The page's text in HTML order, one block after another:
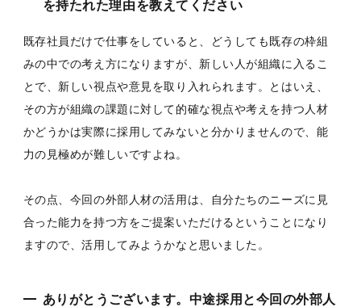
を持たれた理由を教えてください
既存社員だけで仕事をしていると、どうしても既存の枠組
みの中での考え方になりますが、新しい人が組織に入るこ
とで、新しい視点や意見を取り入れられます。とはいえ、
その方が組織の課題に対して的確な視点や考えを持つ人材
かどうかは実際に採用してみないと分かりませんので、能
力の見極めが難しいですよね。
その点、今回の外部人材の活用は、自分たちのニーズに見
合った能力を持つ方をご提案いただけるということになり
ますので、活用してみようかなと思いました。
ありがとうございます。中途採用と今回の外部人